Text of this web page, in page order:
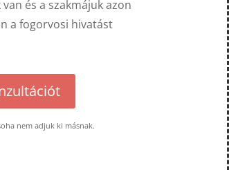
és a szakmájuk azon
a fogorvosi hivatást
nem adjuk ki másnak.